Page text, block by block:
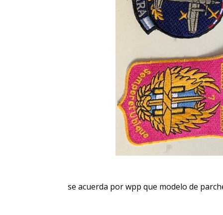
se acuerda por wpp que modelo de